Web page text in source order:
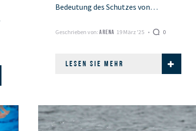
Bedeutung des Schutzes von
ganze Ökosysteme lebenswichtig
Geschrieben von:ARENA 19 März '25 0
LESEN SIE MEHR